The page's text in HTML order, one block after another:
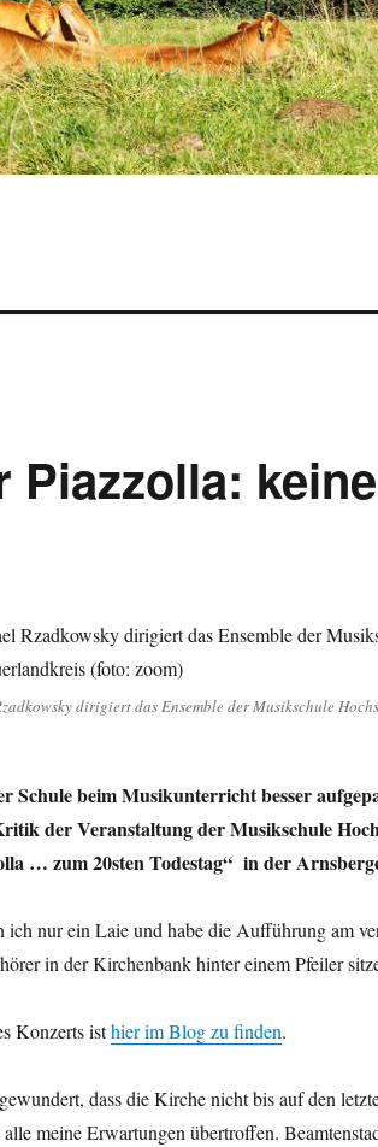
Piazzolla: keine
dirigiert das Ensemble der Musikschule
Schule beim Musikunterricht besser
der Veranstaltung der Musikschule
… zum 20sten Todestag“ in der
nur ein Laie und habe die Aufführung am
in der Kirchenbank hinter einem Pfeiler
Konzerts isthier im Blog zu finden.
dass die Kirche nicht bis auf den
meine Erwartungen übertroffen.